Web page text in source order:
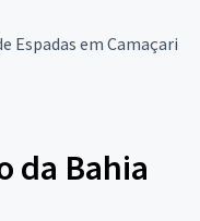
Espadas em Camaçari
da Bahia